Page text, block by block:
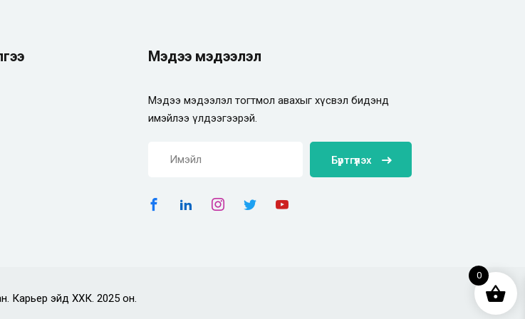
Мэдээ мэдээлэл
Мэдээ мэдээлэл тогтмол авахыг хүсвэл бидэнд
имэйлээ үлдээгээрэй.
Бүртгүүлэх
Карьер эйд ХХК. 2025 он.
0